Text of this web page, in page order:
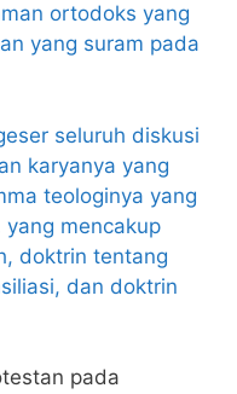
ortodoks yang
yang suram pada
seluruh diskusi
karyanya yang
teologinya yang
yang mencakup
doktrin tentang
dan doktrin
pada